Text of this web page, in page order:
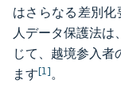
はさらなる差別化
人データ保護法は
じて、越境参入者
ます[1]。